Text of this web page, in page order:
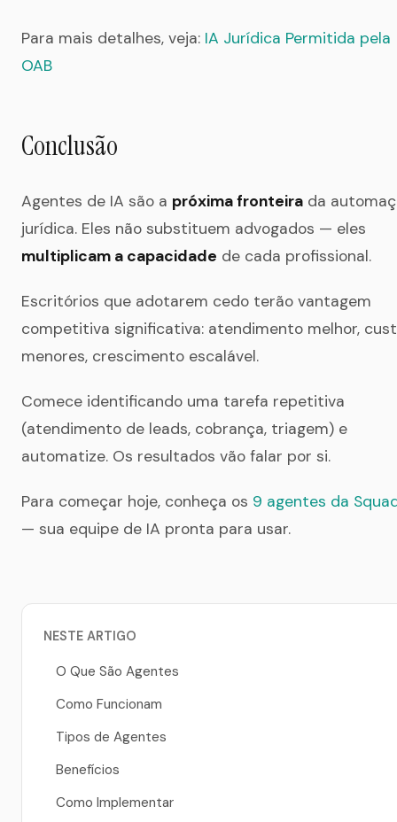
Para mais detalhes, veja: IA Jurídica Permitida pela
OAB
Conclusão
Agentes de IA são a próxima fronteira da
jurídica. Eles não substituem advogados — eles
multiplicam a capacidade de cada profissional.
Escritórios que adotarem cedo terão vantagem
competitiva significativa: atendimento melhor,
menores, crescimento escalável.
Comece identificando uma tarefa repetitiva
(atendimento de leads, cobrança, triagem) e
automatize. Os resultados vão falar por si.
Para começar hoje, conheça os 9 agentes da
— sua equipe de IA pronta para usar.
NESTE ARTIGO
O Que São Agentes
Como Funcionam
Tipos de Agentes
Benefícios
Como Implementar